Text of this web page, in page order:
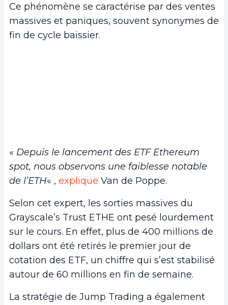
Ce phénomène se caractérise par des ventes
massives et paniques, souvent synonymes de
fin de cycle baissier.
« Depuis le lancement des ETF Ethereum
spot, nous observons une faiblesse notable
de l’ETH« , explique Van de Poppe.
Selon cet expert, les sorties massives du
Grayscale’s Trust ETHE ont pesé lourdement
sur le cours. En effet, plus de 400 millions de
dollars ont été retirés le premier jour de
cotation des ETF, un chiffre qui s’est stabilisé
autour de 60 millions en fin de semaine.
La stratégie de Jump Trading a également